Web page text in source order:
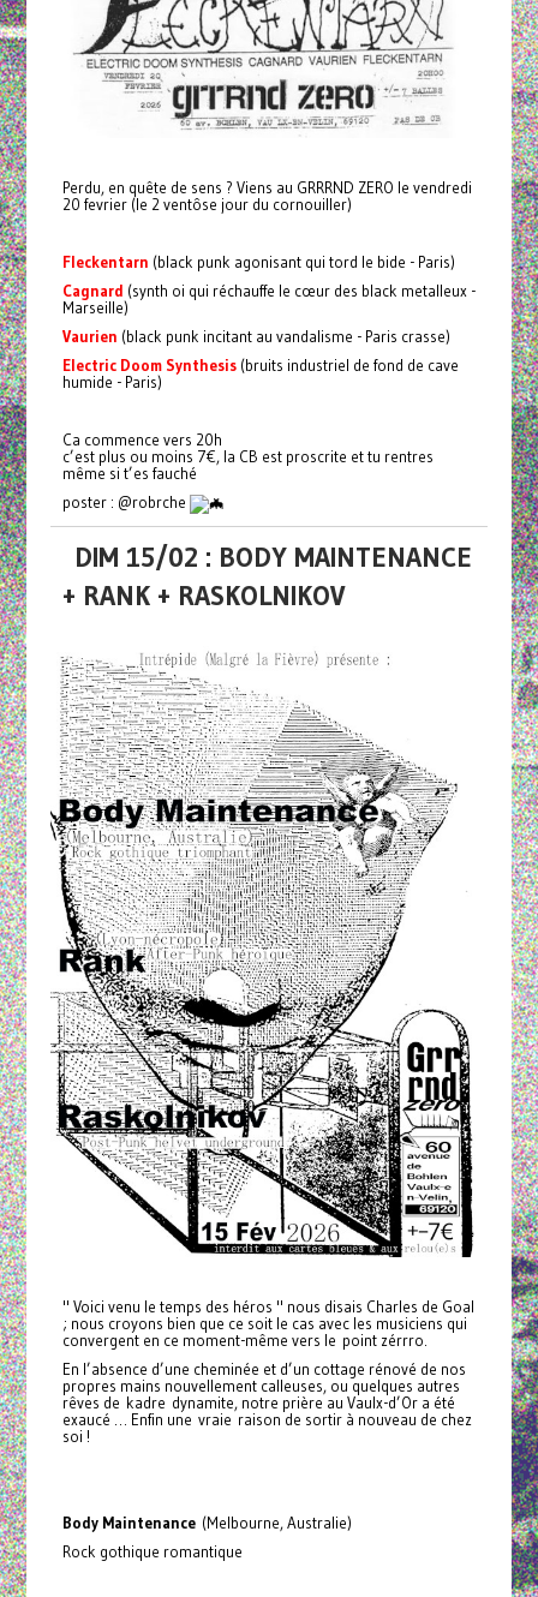
Perdu, en quête de sens ? Viens au GRRRND ZERO le vendredi
20 fevrier (le 2 ventôse jour du cornouiller)
Fleckentarn (black punk agonisant qui tord le bide - Paris)
Cagnard (synth oi qui réchauffe le cœur des black metalleux -
Marseille)
Vaurien (black punk incitant au vandalisme - Paris crasse)
Electric Doom Synthesis(bruits industriel de fond de cave
humide - Paris)
Ca commence vers 20h
c’est plus ou moins 7€, la CB est proscrite et tu rentres
même si t’es fauché
poster : @robrche
DIM 15/02 : BODY MAINTENANCE
+ RANK + RASKOLNIKOV
" Voici venu le temps des héros " nous disais Charles de Goal
; nous croyons bien que ce soit le cas avec les musiciens qui
convergent en ce moment-même vers le point zérrro.
En l’absence d’une cheminée et d’un cottage rénové de nos
propres mains nouvellement calleuses, ou quelques autres
rêves de kadre dynamite, notre prière au Vaulx-d’Or a été
exaucé … Enfin une vraie raison de sortir à nouveau de chez
soi !
Body Maintenance(Melbourne, Australie)
Rock gothique romantique